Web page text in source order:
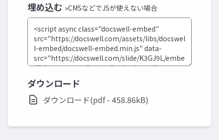
埋め込む »CMSなどでJSが使えない場合
ダウンロード
ダウンロード(pdf - 458.86kB)